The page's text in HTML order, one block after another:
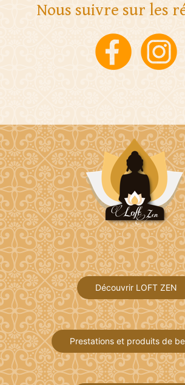
Nous suivre sur les
Découvrir LOFT ZEN
Prestations et produits de